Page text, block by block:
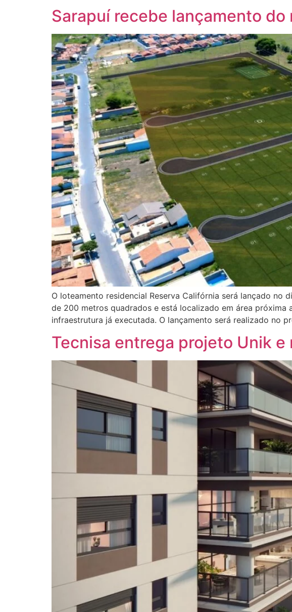
Sarapuí recebe lançamento
O loteamento residencial Reserva Califórnia será lançado
de 200 metros quadrados e está localizado em área
infraestrutura já executada. O lançamento será realizado no
Tecnisa entrega projeto Unik e